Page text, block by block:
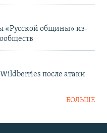
«Русской общины» из-
после атаки
БОЛЬШЕ